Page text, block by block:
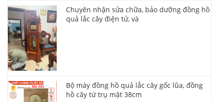
Chuyên nhận sửa chữa, bảo dưỡng đồng hồ
quả lắc cây điện tử, và
Bộ máy đồng hồ quả lắc cây gốc lũa, đồng
hồ cây tứ trụ mặt 38cm